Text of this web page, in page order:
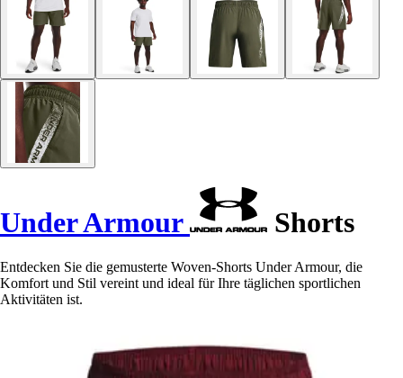
Under Armour Shorts
Entdecken Sie die gemusterte Woven-Shorts Under Armour, die
Komfort und Stil vereint und ideal für Ihre täglichen sportlichen
Aktivitäten ist.